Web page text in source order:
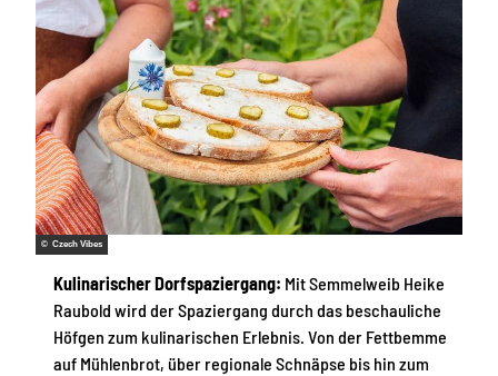
© Czech Vibes
Kulinarischer Dorfspaziergang: Mit Semmelweib Heike
Raubold wird der Spaziergang durch das beschauliche
Höfgen zum kulinarischen Erlebnis. Von der Fettbemme
auf Mühlenbrot, über regionale Schnäpse bis hin zum